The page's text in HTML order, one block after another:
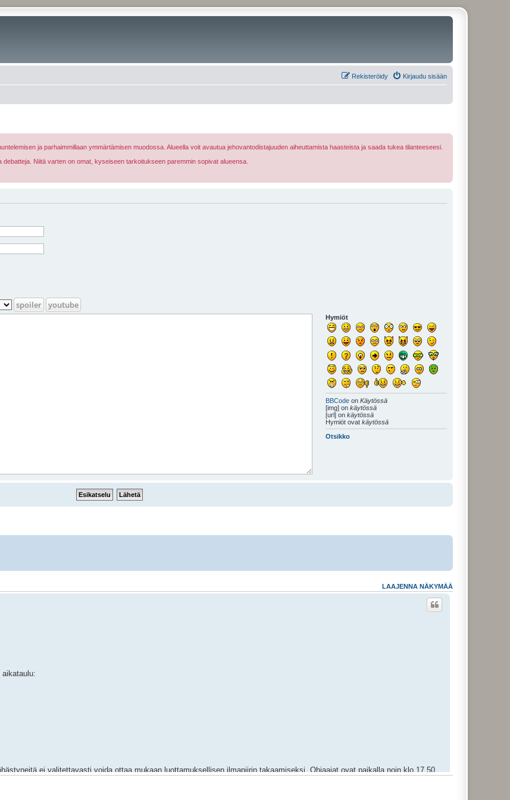
Kirjaudu sisään
Rekisteröidy
ja parhaimmillaan ymmärtämisen muodossa. Alueella voit avautua jehovantodistajuuden aiheuttamista haasteista ja saada tukea tilanteeseesi.
Niitä varten on omat, kyseiseen tarkoitukseen paremmin sopivat alueensa.
spoiler youtube
Hymiöt
BBCode onKäytössä
[img] onkäytössä
[url] onkäytössä
Hymiöt ovatkäytössä
Otsikko
LAAJENNA NÄKYMÄÄ
ei valitettavasti voida ottaa mukaan luottamuksellisen ilmapiirin takaamiseksi. Ohjaajat ovat paikalla noin klo 17.50